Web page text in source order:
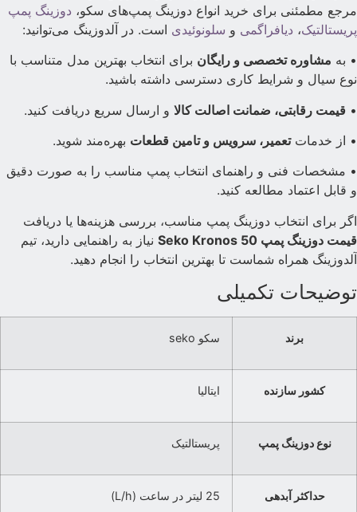
مرجع مطمئنی برای خرید انواع دوزینگ پمپ‌های سکو، دوزینگ پمپ
پریستالتیک، دیافراگمی و سلونوئیدی است. در آلدوزینگ می‌توانید:
• به مشاوره تخصصی و رایگان برای انتخاب بهترین مدل متناسب با
نوع سیال و شرایط کاری دسترسی داشته باشید.
• قیمت رقابتی، ضمانت اصالت کالاو ارسال سریع دریافت کنید.
• از خدمات تعمیر، سرویس و تامین قطعات بهره‌مند شوید.
• مشخصات فنی و راهنمای انتخاب پمپ مناسب را به صورت دقیق
و قابل اعتماد مطالعه کنید.
اگر برای انتخاب دوزینگ پمپ مناسب، بررسی هزینه‌ها یا دریافت
قیمت دوزینگ پمپ Seko Kronos 50
نیاز به راهنمایی دارید، تیم
آلدوزینگ همراه شماست تا بهترین انتخاب را انجام دهید.
توضیحات تکمیلی
برند سکو seko
کشور سازنده ایتالیا
نوع دوزینگ پمپ پریستالتیک
حداکثر آبدهی 25 لیتر در ساعت (L/h)